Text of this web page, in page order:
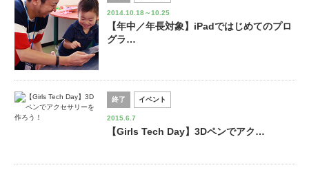
2014.10.18～10.25
【年中／年長対象】iPadではじめてのプロ
グラ…
終了 イベント
2015.6.7
【Girls Tech Day】3Dペンでアク…